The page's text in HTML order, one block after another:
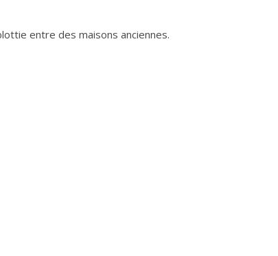
entre des maisons anciennes.